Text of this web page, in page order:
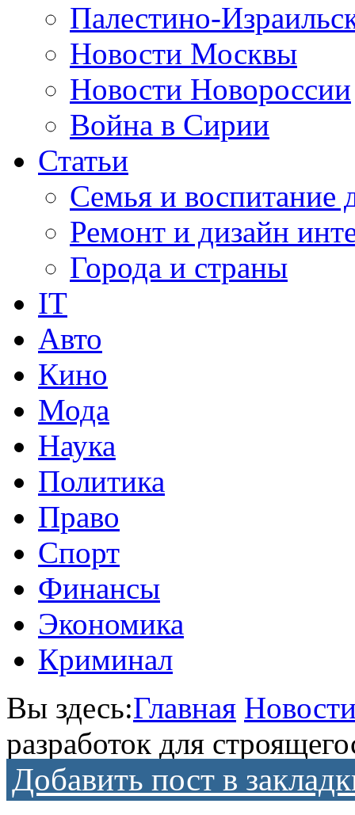
Палестино-
Новости Москвы
Новости Новороссии
Война в Сирии
Статьи
Семья и воспитание
Ремонт и дизайн
Города и страны
IT
Авто
Кино
Мода
Наука
Политика
Право
Спорт
Финансы
Экономика
Криминал
Вы здесь:Главная
разработок для
Добавить пост в